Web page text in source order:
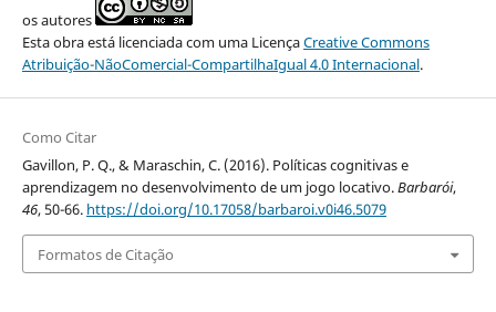
os autores
Esta obra está licenciada com uma LicençaCreative Commons
Atribuição-NãoComercial-CompartilhaIgual 4.0 Internacional.
Como Citar
Gavillon, P. Q., & Maraschin, C. (2016). Políticas cognitivas e
aprendizagem no desenvolvimento de um jogo locativo.Barbarói,
46, 50-66. https://doi.org/10.17058/barbaroi.v0i46.5079
Formatos de Citação